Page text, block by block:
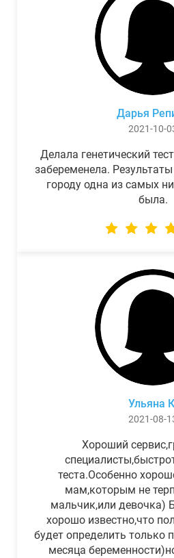
Дарья
2021-10-
Делала генетический
забеременела.
городу одна из самых
была.
Ульяна
2021-08-
Хороший
теста.Особенно
мам,которым не
мальчик,или
хорошо известно,что
будет определить только
месяца